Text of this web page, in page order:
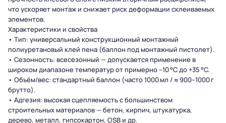
что ускоряет монтаж и снижает риск деформации склеиваемых
элементов.
Характеристики и свойства
• Тип: универсальный конструкционный монтажный
полиуретановый клей пена (баллон под монтажный пистолет).
• Сезонность: всесезонный — допускается применение в
широком диапазоне температур от примерно –10 °C до +35 °C.
• Объём/вес: стандартный баллон (часто 1000 мл / ≈ 900–1000 г
брутто).
• Адгезия: высокая сцепляемость с большинством
строительных материалов — бетон, кирпич, штукатурка,
дерево, металл, гипсокартон, OSB и др.